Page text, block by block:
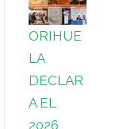
ORIHUE
LA
DECLAR
A EL
2026